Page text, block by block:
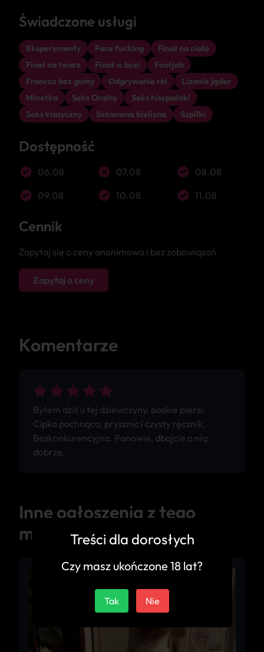
Świadczone usługi
Eksperymenty Face fucking
Finał na ciało
Finał na twarz
Finał w buzi
Footjob
Francuz bez gumy
Odgrywanie ról
Lizanie jąder
Minetka
Seks Oralny
Seks hiszpański
Seks klasyczny
Seksowna bielizna Szpilki
Dostępność
06.08 07.08
08.08
09.08
10.08 11.08
Cennik
Zapytaj się o ceny anonimowo i bez zobowiązań
Zapytaj o ceny
Komentarze
Byłem dziś u tej dziewczyny, boskie piersi.
Cipka pachnąca, prysznic i czysty ręcznik.
Bezkonkurencyjna. Panowie, dbajcie o nią
dobrze.
Inne ogłoszenia z tego
miastaTreści dla dorosłych
Czy masz ukończone 18 lat?
Tak Nie